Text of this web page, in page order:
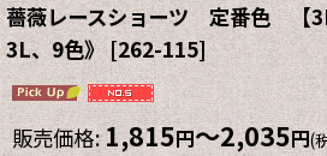
薔薇レースショーツ 定番色 【
3L、9色》 [262-115]
販売価格: 1,815円～2,035円(